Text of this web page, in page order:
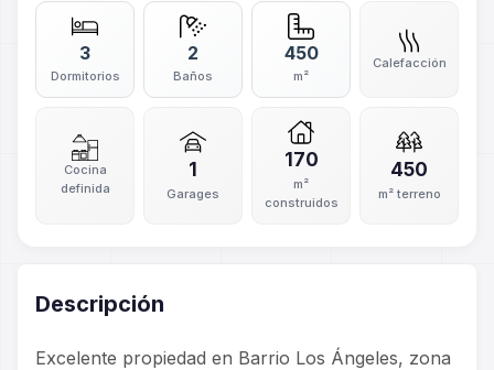
3
Dormitorios
2
Baños
450
m²
Calefacción
Cocina
definida
1
Garages
170
m²
construidos
450
m² terreno
Descripción
Excelente propiedad en Barrio Los Ángeles, zona